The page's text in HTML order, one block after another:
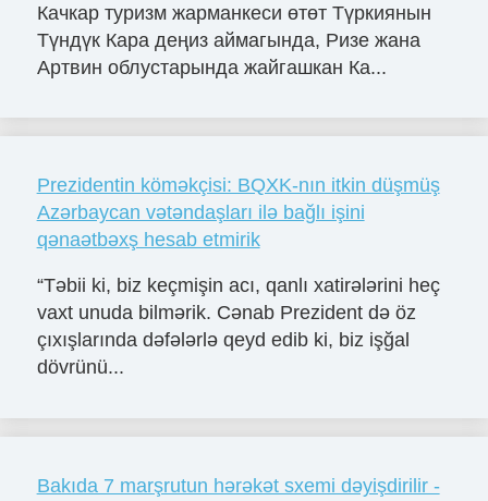
Качкар туризм жарманкеси өтөт Түркиянын
Түндүк Кара деңиз аймагында, Ризе жана
Артвин облустарында жайгашкан Ка...
Prezidentin köməkçisi: BQXK-nın itkin düşmüş
Azərbaycan vətəndaşları ilə bağlı işini
qənaətbəxş hesab etmirik
“Təbii ki, biz keçmişin acı, qanlı xatirələrini heç
vaxt unuda bilmərik. Cənab Prezident də öz
çıxışlarında dəfələrlə qeyd edib ki, biz işğal
dövrünü...
Bakıda 7 marşrutun hərəkət sxemi dəyişdirilir -